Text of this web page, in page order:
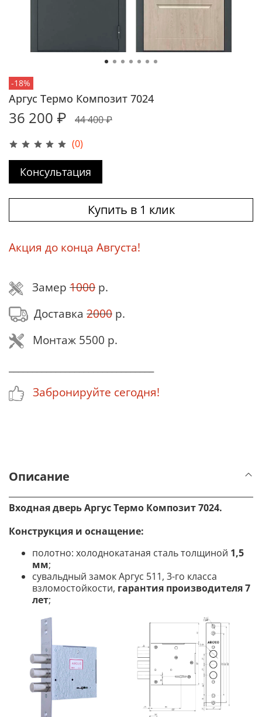
-18%
(0)
Аргус Термо Композит 7024
36 200 ₽ 44 400 ₽
Консультация
Купить в 1 клик
Акция до конца Августа!
Замер 1000 р.
Доставка 2000 р.
Монтаж 5500 р.
Забронируйте сегодня!
Описание
Входная дверь Аргус Термо Композит 7024.
Конструкция и оснащение:
полотно: холоднокатаная сталь толщиной 1,5
мм;
сувальдный замок Аргус 511, 3-го класса
взломостойкости, гарантия производителя 7
лет;